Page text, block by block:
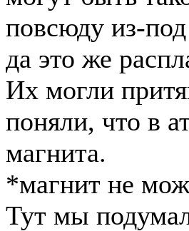
повсюду из-
да это же
Их могли
поняли, что в
магнита.
*магнит не
Тут мы